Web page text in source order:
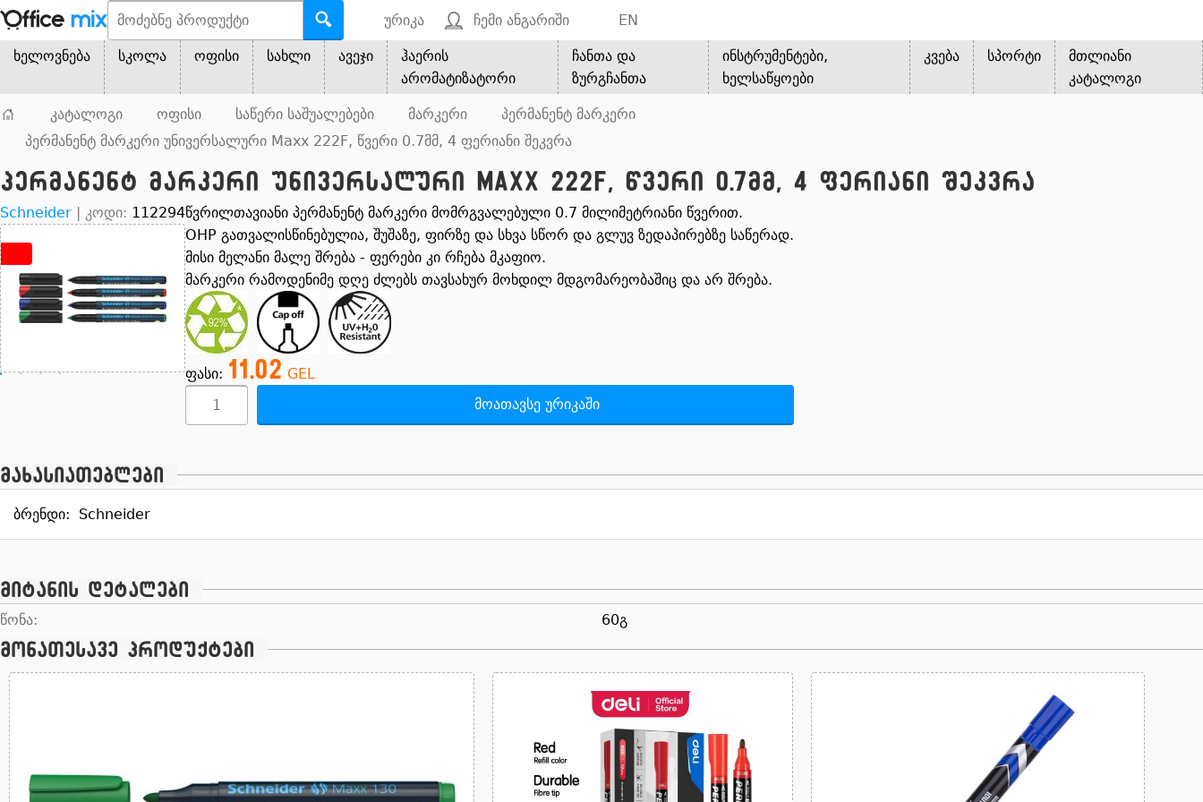
ურიკა ჩემი ანგარიში EN
ხელოვნება სკოლა ოფისი სახლი ავეჯი
ჰაერის
არომატიზატორი
ჩანთა და
ზურგჩანთა
ინსტრუმენტები,
ხელსაწყოები
კვება სპორტი
მთლიანი
კატალოგი
კატალოგი ოფისი საწერი საშუალებები მარკერი
პერმანენტ მარკერი
პერმანენტ მარკერი უნივერსალური Maxx 222F, წვერი 0.7მმ, 4 ფერიანი შეკვრა
პერმანენტ მარკერი უნივერსალური Maxx 222F, წვერი 0.7მმ, 4 ფერიანი შეკვრა
Schneider | კოდი: 112294წვრილთავიანი პერმანენტ მარკერი მომრგვალებული 0.7 მილიმეტრიანი წვერით.
OHP გათვალისწინებულია, შუშაზე, ფირზე და სხვა სწორ და გლუვ ზედაპირებზე საწერად.
მისი მელანი მალე შრება - ფერები კი რჩება მკაფიო.
მარკერი რამოდენიმე დღე ძლებს თავსახურ მოხდილ მდგომარეობაშიც და არ შრება.
ფასი: 11.02 GEL
მოათავსე ურიკაში
მახასიათებლები
ბრენდი: Schneider
მიტანის დეტალები
წონა: 60გ
მონათესავე პროდუქტები